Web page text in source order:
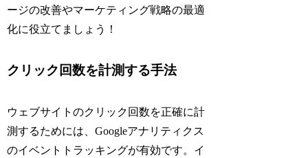
ージの改善やマーケティング戦略の最適
化に役立てましょう！
クリック回数を計測する手法
ウェブサイトのクリック回数を正確に計
測するためには、Googleアナリティクス
のイベントトラッキングが有効です。イ